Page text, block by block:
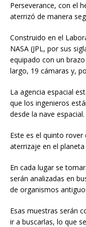
Perseverance, con el
aterrizó de manera
Construido en el
NASA (JPL, por sus
equipado con un
largo, 19 cámaras y,
La agencia espacial
que los ingenieros
desde la nave espacial.
Este es el quinto rover
aterrizaje en el
En cada lugar se
serán analizadas en
de organismos
Esas muestras serán
ir a buscarlas, lo que